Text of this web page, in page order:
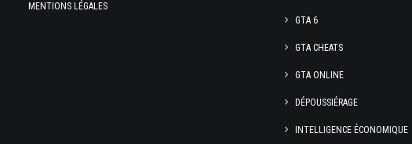
MENTIONS LÉGALES
GTA 6
GTA CHEATS
GTA ONLINE
DÉPOUSSIÉRAGE
INTELLIGENCE ÉCONOMIQUE